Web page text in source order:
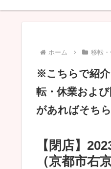
ホーム 移転
※こちらで紹介
転・休業およ
があればそち
【閉店】
（京都市右